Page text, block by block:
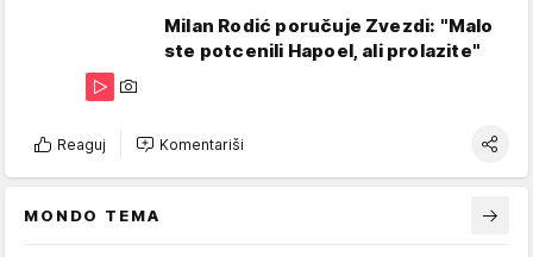
Milan Rodić poručuje Zvezdi: "Malo
ste potcenili Hapoel, ali prolazite"
Reaguj Komentariši
MONDO TEMA